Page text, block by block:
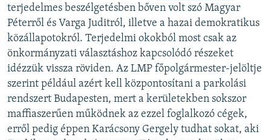
terjedelmes beszélgetésben bőven volt szó Magyar
Péterről és Varga Juditról, illetve a hazai demokratikus
közállapotokról. Terjedelmi okokból most csak az
önkormányzati választáshoz kapcsolódó részeket
idézzük vissza röviden. Az LMP főpolgármester-jelöltje
szerint például azért kell központosítani a parkolási
rendszert Budapesten, mert a kerületekben sokszor
maffiaszerűen működnek az ezzel foglalkozó cégek,
erről pedig éppen Karácsony Gergely tudhat sokat, aki